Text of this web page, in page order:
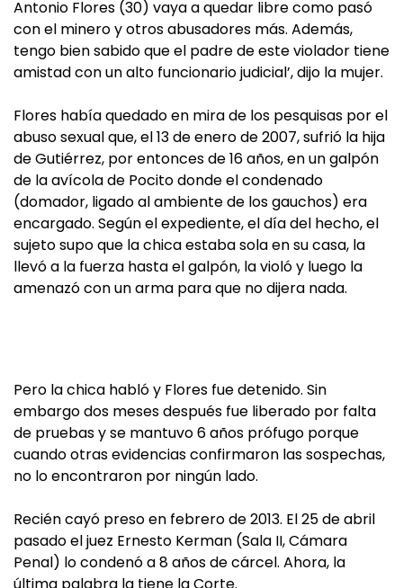
Antonio Flores (30) vaya a quedar libre como pasó
con el minero y otros abusadores más. Además,
tengo bien sabido que el padre de este violador tiene
amistad con un alto funcionario judicial’, dijo la mujer.
Flores había quedado en mira de los pesquisas por el
abuso sexual que, el 13 de enero de 2007, sufrió la hija
de Gutiérrez, por entonces de 16 años, en un galpón
de la avícola de Pocito donde el condenado
(domador, ligado al ambiente de los gauchos) era
encargado. Según el expediente, el día del hecho, el
sujeto supo que la chica estaba sola en su casa, la
llevó a la fuerza hasta el galpón, la violó y luego la
amenazó con un arma para que no dijera nada.
Pero la chica habló y Flores fue detenido. Sin
embargo dos meses después fue liberado por falta
de pruebas y se mantuvo 6 años prófugo porque
cuando otras evidencias confirmaron las sospechas,
no lo encontraron por ningún lado.
Recién cayó preso en febrero de 2013. El 25 de abril
pasado el juez Ernesto Kerman (Sala II, Cámara
Penal) lo condenó a 8 años de cárcel. Ahora, la